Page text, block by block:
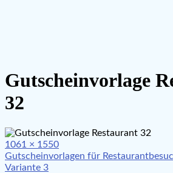
Gutscheinvorlage
32
Full
size
1061 × 1550
Beitragsnavigation
Gutscheinvorlagen für
Variante 3